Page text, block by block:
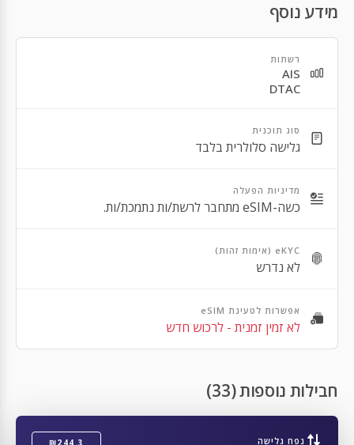
Apple iPhone 12 Pro Max
Apple iPhone 11 Pro Max
Apple iPhone XR
מידע נוסף
רשתות
AIS
DTAC
סוג תוכנית
גלישה סלולרית בלבד
מדיניות הפעלה
כשה-eSIM מתחבר לרשת/ות נתמכת/ות.
eKYC (אימות זהות)
לא נדרש
אפשרות לטעינת eSIM
לא זמין זמנית - לרכוש חדש
חבילות נוספות (33)
נפח גלישה